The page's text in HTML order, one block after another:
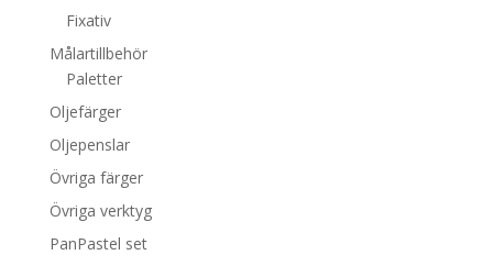
Fixativ
Målartillbehör
Paletter
Oljefärger
Oljepenslar
Övriga färger
Övriga verktyg
PanPastel set